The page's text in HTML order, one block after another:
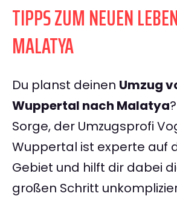
TIPPS ZUM NEUEN
MALATYA
Du planst deinen Umzug
Wuppertal nach Malatya
Sorge, der Umzugsprofi
Wuppertal ist experte auf
Gebiet und hilft dir dabei
großen Schritt